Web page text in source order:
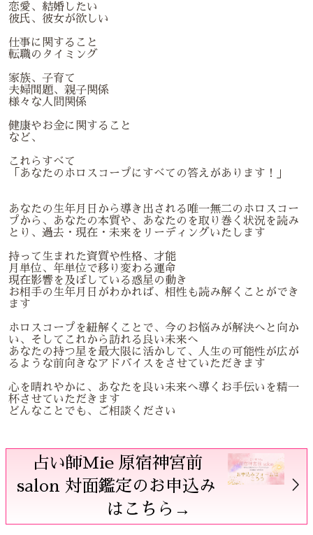
恋愛、結婚したい
彼氏、彼女が欲しい
仕事に関すること
転職のタイミング
家族、子育て
夫婦問題、親子関係
様々な人間関係
健康やお金に関すること
など、
これらすべて
「あなたのホロスコープにすべての答えがあります！」
あなたの生年月日から導き出される唯一無二のホロスコー
プから、あなたの本質や、あなたのを取り巻く状況を読み
とり、過去・現在・未来をリーディングいたします
持って生まれた資質や性格、才能
月単位、年単位で移り変わる運命
現在影響を及ぼしている惑星の動き
お相手の生年月日がわかれば、相性も読み解くことができ
ます
ホロスコープを紐解くことで、今のお悩みが解決へと向か
い、そしてこれから訪れる良い未来へ
あなたの持つ星を最大限に活かして、人生の可能性が広が
るような前向きなアドバイスをさせていただきます
心を晴れやかに、あなたを良い未来へ導くお手伝いを精一
杯させていただきます
どんなことでも、ご相談ください
占い師Mie 原宿神宮前
salon 対面鑑定のお申込み
はこちら→